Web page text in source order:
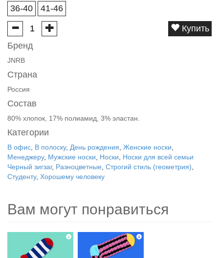
36-40
41-46
Купить
Бренд
JNRB
Страна
Россия
Состав
80% хлопок, 17% полиамид, 3% эластан.
Категории
В офис В полоску, День рождения Женские носки
Менеджеру, Мужские носки Носки
Носки для всей семьи
Черный зигзаг, Разноцветные Строгий стиль (геометрия)
Студенту, Хорошему человеку
Вам могут понравиться